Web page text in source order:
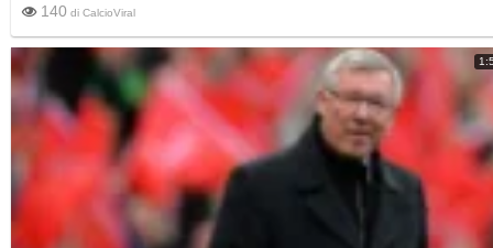
140 di CalcioViral